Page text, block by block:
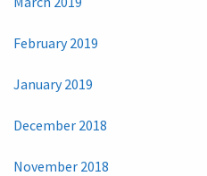
February 2019
January 2019
December 2018
November 2018